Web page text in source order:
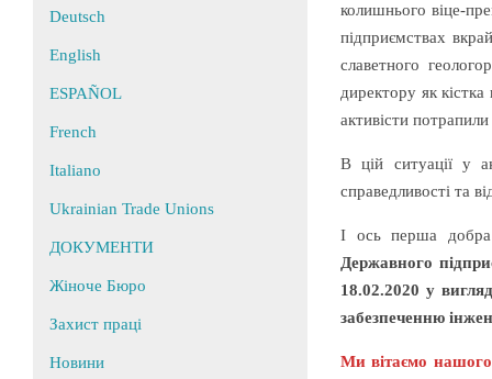
колишнього віце-
підприємствах
славетного
директору як
активісти
В цій ситуації у
справедливості та
І ось перша
Державного
18.02.2020 у
забезпеченню
Ми вітаємо
Deutsch
English
ESPAÑOL
French
Italiano
Ukrainian Trade Unions
ДОКУМЕНТИ
Жіноче Бюро
Захист праці
Новини